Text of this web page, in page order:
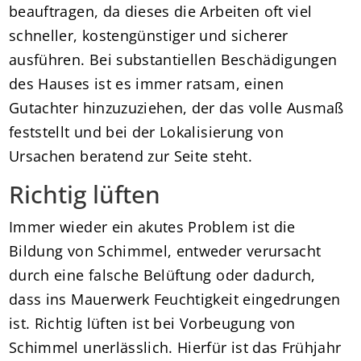
beauftragen, da dieses die Arbeiten oft viel
schneller, kostengünstiger und sicherer
ausführen. Bei substantiellen Beschädigungen
des Hauses ist es immer ratsam, einen
Gutachter hinzuzuziehen, der das volle Ausmaß
feststellt und bei der Lokalisierung von
Ursachen beratend zur Seite steht.
Richtig lüften
Immer wieder ein akutes Problem ist die
Bildung von Schimmel, entweder verursacht
durch eine falsche Belüftung oder dadurch,
dass ins Mauerwerk Feuchtigkeit eingedrungen
ist. Richtig lüften ist bei Vorbeugung von
Schimmel unerlässlich. Hierfür ist das Frühjahr